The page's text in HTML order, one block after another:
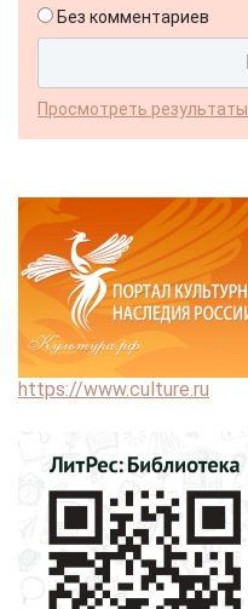
Без комментариев
Просмотреть результаты
https://www.culture.ru